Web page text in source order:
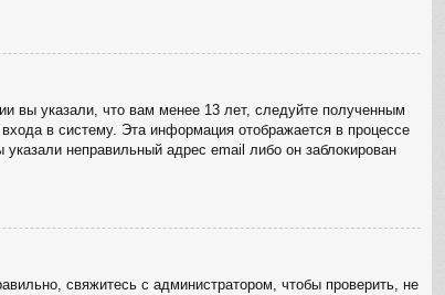
вы указали, что вам менее 13 лет, следуйте полученным
в систему. Эта информация отображается в процессе
неправильный адрес email либо он заблокирован
свяжитесь с администратором, чтобы проверить, не